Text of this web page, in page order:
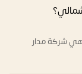
شركة مدار